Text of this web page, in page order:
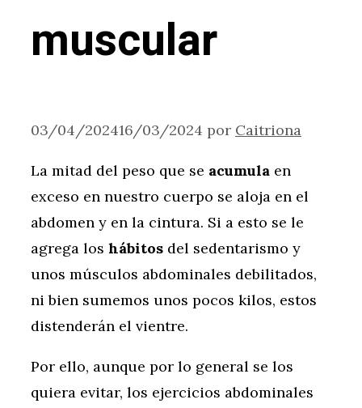
muscular
03/04/202416/03/2024 por Caitriona
La mitad del peso que se acumula en
exceso en nuestro cuerpo se aloja en el
abdomen y en la cintura. Si a esto se le
agrega los hábitos del sedentarismo y
unos músculos abdominales debilitados,
ni bien sumemos unos pocos kilos, estos
distenderán el vientre.
Por ello, aunque por lo general se los
quiera evitar, los ejercicios abdominales